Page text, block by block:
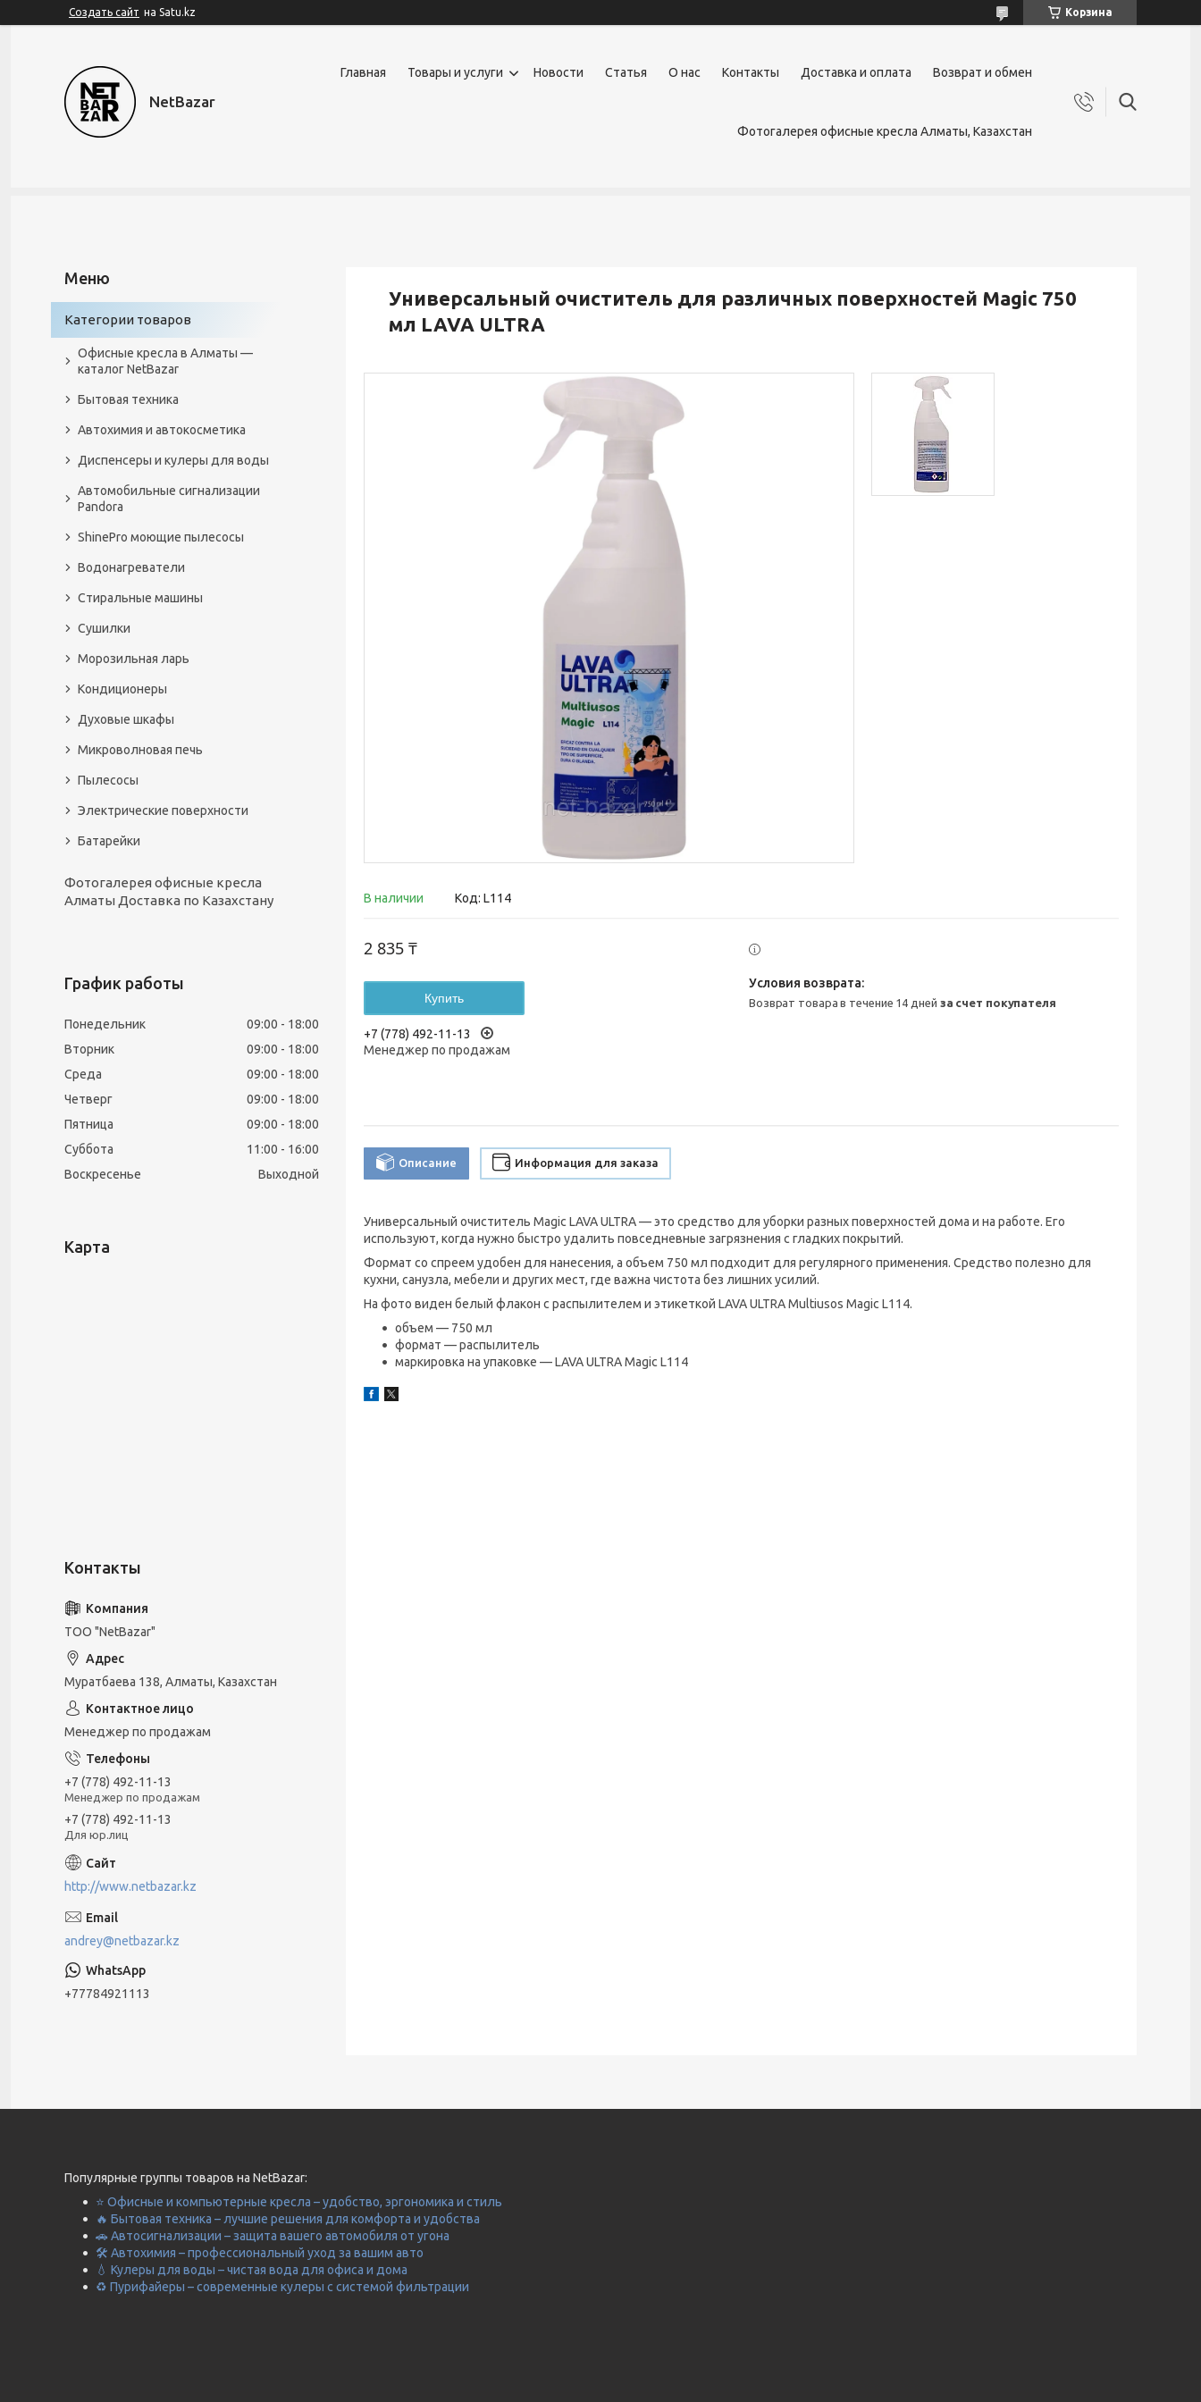
Создать сайт на Satu.kz Корзина
NetBazar
Главная Товары и услуги Новости Статья О нас Контакты Доставка и оплата Возврат и обмен
Фотогалерея офисные кресла Алматы, Казахстан
Универсальный очиститель для различных поверхностей Magic 750
мл LAVA ULTRA
В наличии Код: L114
2 835 ₸
Купить
+7 (778) 492-11-13
Менеджер по продажам
возврат товара в течение 14 дней за счет покупателя
Описание Информация для заказа
Универсальный очиститель Magic LAVA ULTRA — это средство для уборки разных поверхностей дома и на работе. Его
используют, когда нужно быстро удалить повседневные загрязнения с гладких покрытий.
Формат со спреем удобен для нанесения, а объем 750 мл подходит для регулярного применения. Средство полезно для
кухни, санузла, мебели и других мест, где важна чистота без лишних усилий.
На фото виден белый флакон с распылителем и этикеткой LAVA ULTRA Multiusos Magic L114.
объем — 750 мл
формат — распылитель
маркировка на упаковке — LAVA ULTRA Magic L114
Категории товаров
Офисные кресла в Алматы —
каталог NetBazar
Бытовая техника
Автохимия и автокосметика
Диспенсеры и кулеры для воды
Автомобильные сигнализации
Pandora
ShinePro моющие пылесосы
Водонагреватели
Стиральные машины
Сушилки
Морозильная ларь
Кондиционеры
Духовые шкафы
Микроволновая печь
Пылесосы
Электрические поверхности
Батарейки
Фотогалерея офисные кресла
Алматы Доставка по Казахстану
График работы
Понедельник 09:00
18:00
Вторник
09:00
18:00
Среда
09:00
18:00
Четверг
09:00
18:00
Пятница
09:00
18:00
Суббота
11:00
16:00
Воскресенье
Выходной
Карта
ТОО "NetBazar"
Муратбаева 138, Алматы, Казахстан
Менеджер по продажам
+7 (778) 492-11-13
Менеджер по продажам
+7 (778) 492-11-13
Для юр.лиц
http://www.netbazar.kz
andrey@netbazar.kz
+77784921113
Популярные группы товаров на NetBazar:
⭐ Офисные и компьютерные кресла – удобство, эргономика и стиль
🔥 Бытовая техника – лучшие решения для комфорта и удобства
🚗 Автосигнализации – защита вашего автомобиля от угона
🛠️ Автохимия – профессиональный уход за вашим авто
💧 Кулеры для воды – чистая вода для офиса и дома
♻️ Пурифайеры – современные кулеры с системой фильтрации